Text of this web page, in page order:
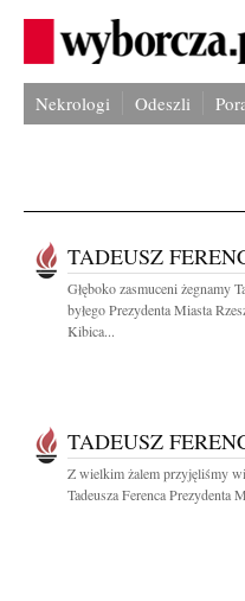
Nekrologi Odeszli
TADEUSZ
Głęboko zasmuceni żegnamy
byłego Prezydenta Miasta
Kibica...
TADEUSZ
Z wielkim żalem przyjęliśmy
Tadeusza Ferenca Prezydenta